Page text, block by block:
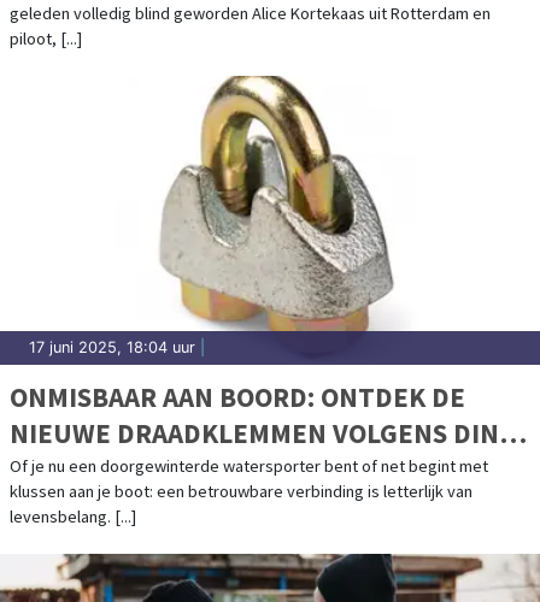
geleden volledig blind geworden Alice Kortekaas uit Rotterdam en
piloot, [...]
17 juni 2025, 18:04 uur
ONMISBAAR AAN BOORD: ONTDEK DE
NIEUWE DRAADKLEMMEN VOLGENS DIN
EN 13411-5
Of je nu een doorgewinterde watersporter bent of net begint met
klussen aan je boot: een betrouwbare verbinding is letterlijk van
levensbelang. [...]